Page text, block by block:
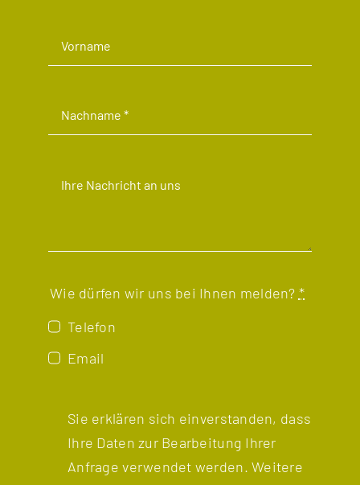
Wie dürfen wir uns bei Ihnen melden? *
Telefon
Email
Sie erklären sich einverstanden, dass
Ihre Daten zur Bearbeitung Ihrer
Anfrage verwendet werden. Weitere